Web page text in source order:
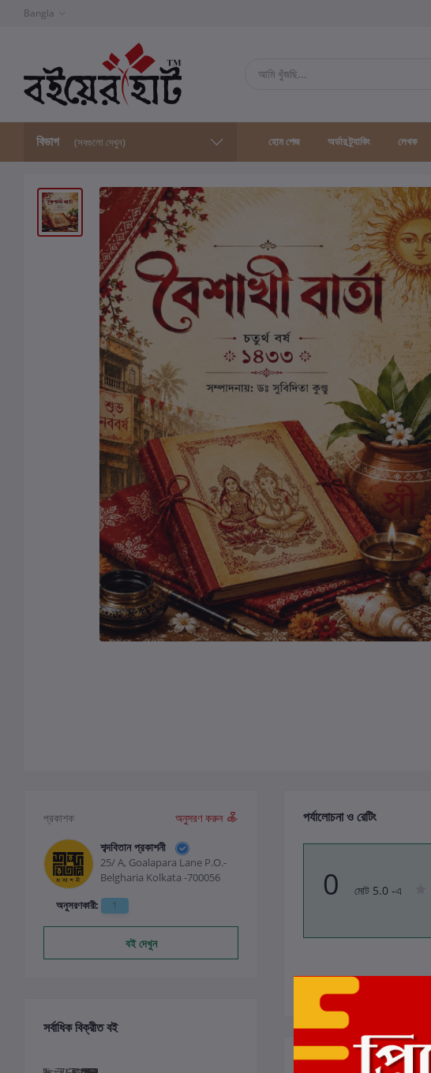
Bangla
বিভাগ (সবগুলো দেখুন) হোম পেজ অর্ডার ট্র্যাকিং লেখক
প্রকাশক
অনুসরণ করুন
শব্দবিতান প্রকাশনী
25/ A, Goalapara Lane P.O.-
Belgharia Kolkata -700056
অনুসরণকারী:
1
বই দেখুন
সর্বাধিক বিক্রীত বই
পর্যালোচনা ও রেটিং
0 মোট 5.0 -এ
সংশ্লিষ্ট বই